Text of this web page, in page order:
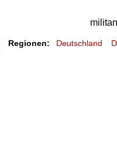
Regionen: Deutschland